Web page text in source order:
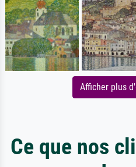
Afficher plus
Ce que nos